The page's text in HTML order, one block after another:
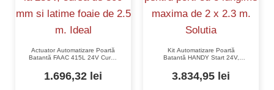
Actuator Automatizare Poartă
Batantă FAAC 415L 24V Cursa
1.696,32 lei
Kit Automatizare Poartă
Batantă HANDY Start 24V,
KIT
3.834,95 lei